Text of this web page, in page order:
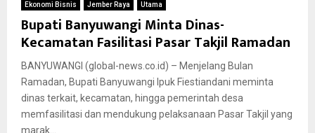
Ekonomi Bisnis Jember Raya Utama
Bupati Banyuwangi Minta Dinas-
Kecamatan Fasilitasi Pasar Takjil Ramadan
BANYUWANGI (global-news.co.id) – Menjelang Bulan
Ramadan, Bupati Banyuwangi Ipuk Fiestiandani meminta
dinas terkait, kecamatan, hingga pemerintah desa
memfasilitasi dan mendukung pelaksanaan Pasar Takjil yang
marak...